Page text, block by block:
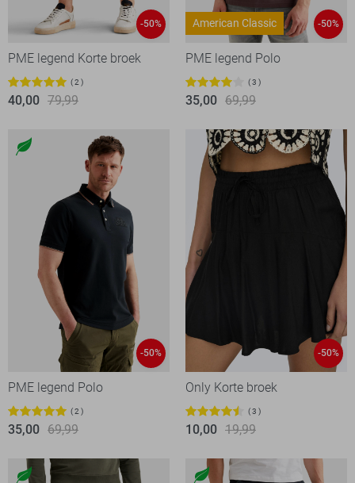
-50%
PME legend Korte broek
2
40,00 79,99
American Classic -50%
PME legend Polo
3
35,00 69,99
-50%
PME legend Polo
2
35,00 69,99
-50%
Only Korte broek
3
10,00 19,99